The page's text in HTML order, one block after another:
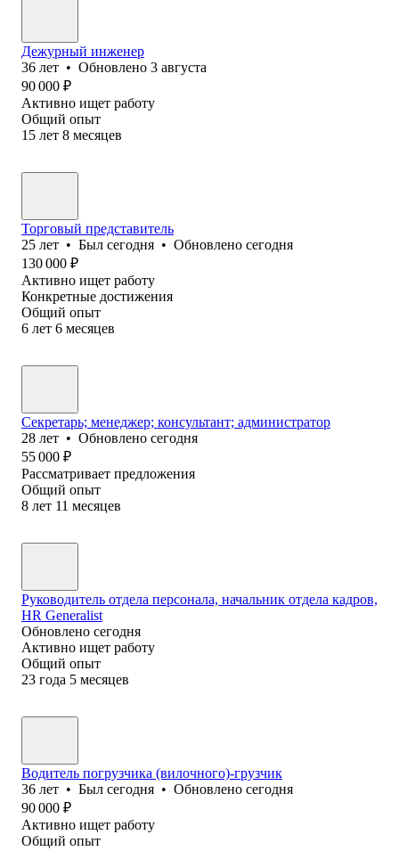
Дежурный инженер
36 лет • Обновлено 3 августа
90 000 ₽
Активно ищет работу
Общий опыт
15 лет 8 месяцев
Торговый представитель
25 лет • Был сегодня • Обновлено сегодня
130 000 ₽
Активно ищет работу
Конкретные достижения
Общий опыт
6 лет 6 месяцев
Секретарь; менеджер; консультант; администратор
28 лет • Обновлено сегодня
55 000 ₽
Рассматривает предложения
Общий опыт
8 лет 11 месяцев
Руководитель отдела персонала, начальник отдела кадров,
HR Generalist
Обновлено сегодня
Активно ищет работу
Общий опыт
23 года 5 месяцев
Водитель погрузчика (вилочного)-грузчик
36 лет • Был сегодня • Обновлено сегодня
90 000 ₽
Активно ищет работу
Общий опыт